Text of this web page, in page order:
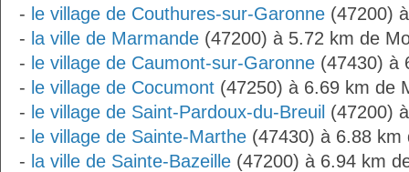
- le village de Couthures-sur-Garonne (47200)
- la ville de Marmande (47200) à 5.72 km de
- le village de Caumont-sur-Garonne (47430) à
- le village de Cocumont (47250) à 6.69 km de
- le village de Saint-Pardoux-du-Breuil (47200)
- le village de Sainte-Marthe (47430) à 6.88 km
- la ville de Sainte-Bazeille (47200) à 6.94 km